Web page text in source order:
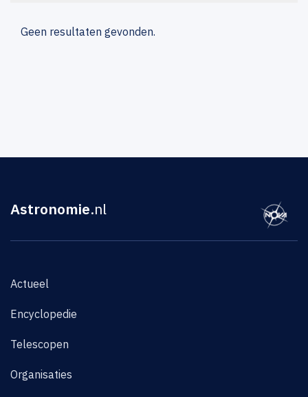
Geen resultaten gevonden.
Astronomie.nl
Actueel
Encyclopedie
Telescopen
Organisaties